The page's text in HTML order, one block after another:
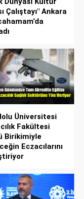
Çalıştayı" Ankara
Üniversitesi
Fakültesi
Birikimiyle
Eczacılarını